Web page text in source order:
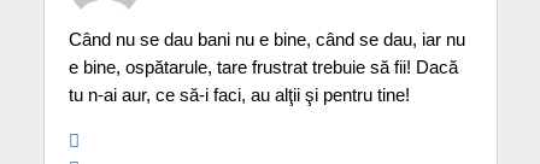
Când nu se dau bani nu e bine, când se dau, iar nu
e bine, ospătarule, tare frustrat trebuie să fii! Dacă
tu n-ai aur, ce să-i faci, au alţii şi pentru tine!